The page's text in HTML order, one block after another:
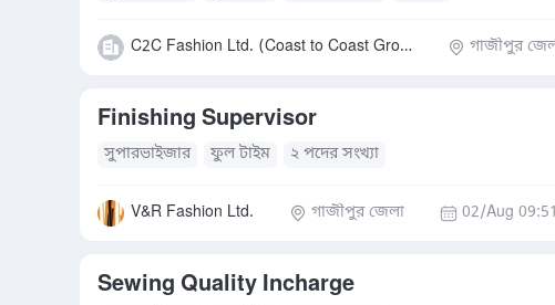
C2C Fashion Ltd. (Coast to Coast Group) গাজীপুর
Finishing Supervisor
সুপারভাইজার ফুল টাইম ২ পদের সংখ্যা
V&R Fashion Ltd. গাজীপুর জেলা 02/Aug 09:51
Sewing Quality Incharge